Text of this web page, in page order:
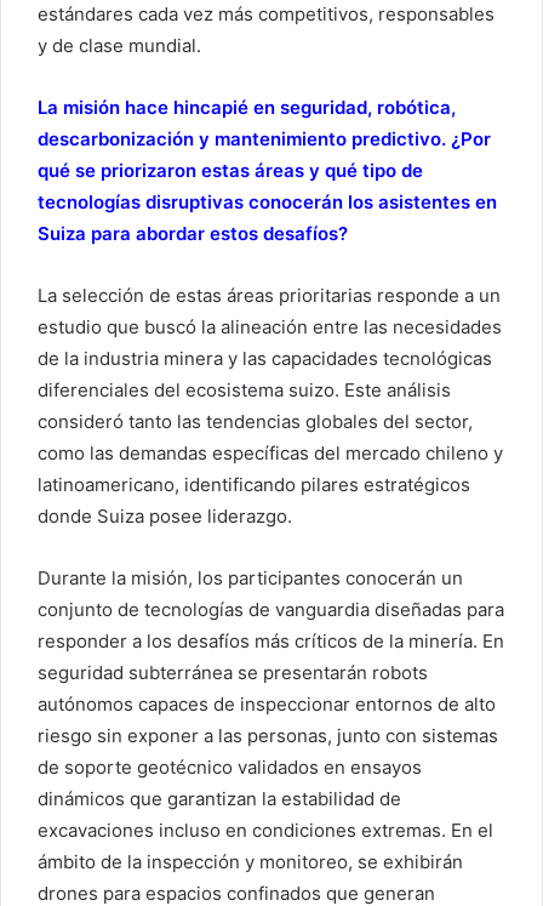
estándares cada vez más competitivos, responsables
y de clase mundial.
La misión hace hincapié en seguridad, robótica,
descarbonización y mantenimiento predictivo. ¿Por
qué se priorizaron estas áreas y qué tipo de
tecnologías disruptivas conocerán los asistentes en
Suiza para abordar estos desafíos?
La selección de estas áreas prioritarias responde a un
estudio que buscó la alineación entre las necesidades
de la industria minera y las capacidades tecnológicas
diferenciales del ecosistema suizo. Este análisis
consideró tanto las tendencias globales del sector,
como las demandas específicas del mercado chileno y
latinoamericano, identificando pilares estratégicos
donde Suiza posee liderazgo.
Durante la misión, los participantes conocerán un
conjunto de tecnologías de vanguardia diseñadas para
responder a los desafíos más críticos de la minería. En
seguridad subterránea se presentarán robots
autónomos capaces de inspeccionar entornos de alto
riesgo sin exponer a las personas, junto con sistemas
de soporte geotécnico validados en ensayos
dinámicos que garantizan la estabilidad de
excavaciones incluso en condiciones extremas. En el
ámbito de la inspección y monitoreo, se exhibirán
drones para espacios confinados que generan